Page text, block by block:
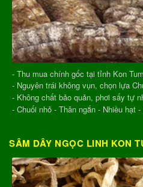
- Thu mua chính gốc tại tỉnh Kon Tum
- Nguyên trái không vụn, chọn lựa
- Không chất bảo quản, phơi sấy tự
- Chuối nhỏ - Thân ngắn - Nhiều hạt
SÂM DÂY NGỌC LINH KON